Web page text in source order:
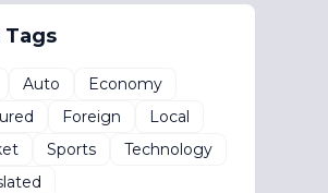
Tags
Auto
Economy
Foreign
Local
Sports
Technology